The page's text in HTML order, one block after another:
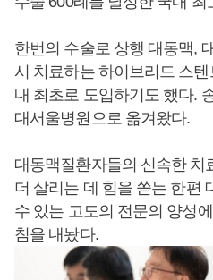
한번의 수술로 상행 대동맥,
시 치료하는 하이브리드 스
내 최초로 도입하기도 했다.
대서울병원으로 옮겨왔다.
대동맥질환자들의 신속한 치
더 살리는 데 힘을 쏟는 한편
수 있는 고도의 전문의 양성
침을 내놨다.